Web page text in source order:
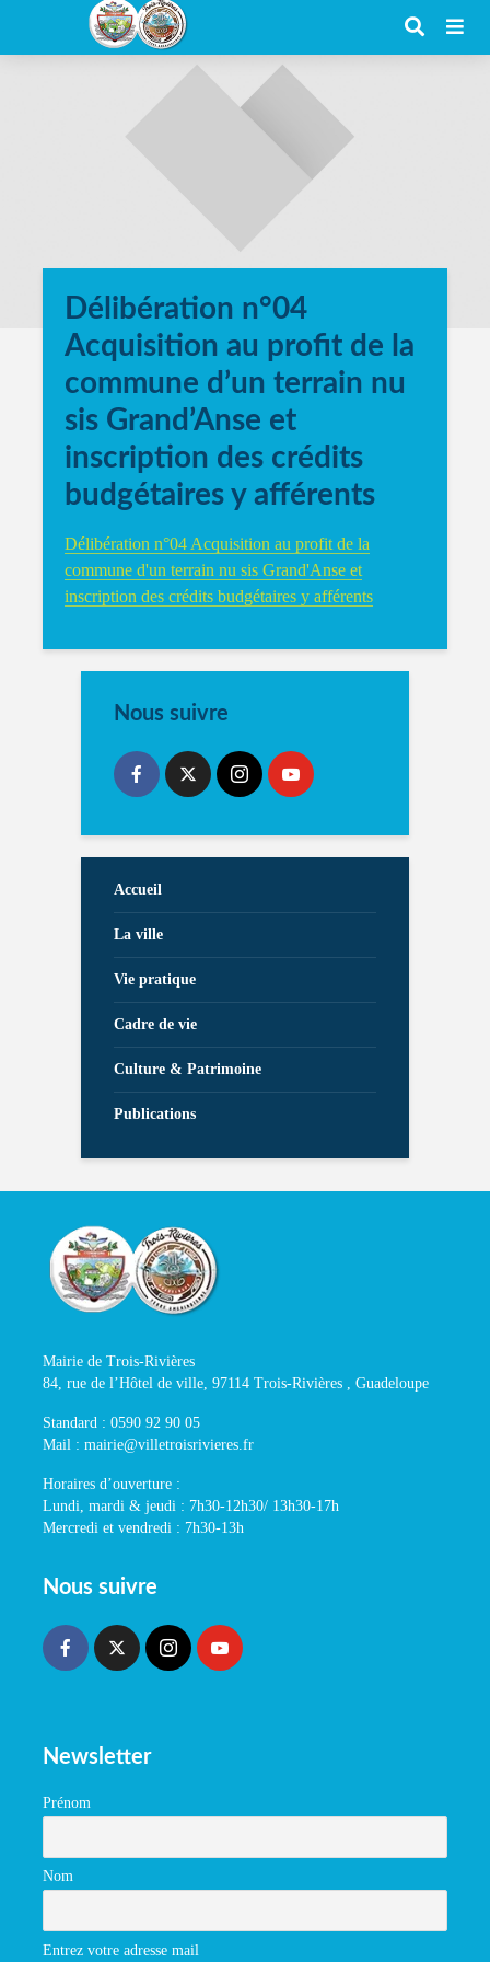
Délibération n°04
Acquisition au profit de la
commune d’un terrain nu
sis Grand’Anse et
inscription des crédits
budgétaires y afférents
Délibération n°04 Acquisition au profit de la
commune d'un terrain nu sis Grand'Anse et
inscription des crédits budgétaires y afférents
Nous suivre
Accueil
La ville
Vie pratique
Cadre de vie
Culture & Patrimoine
Publications
Mairie de Trois-Rivières
84, rue de l’Hôtel de ville, 97114 Trois-Rivières , Guadeloupe
Standard : 0590 92 90 05
Mail : mairie@villetroisrivieres.fr
Horaires d’ouverture :
Lundi, mardi & jeudi : 7h30-12h30/ 13h30-17h
Mercredi et vendredi : 7h30-13h
Nous suivre
Newsletter
Prénom
Nom
Entrez votre adresse mail